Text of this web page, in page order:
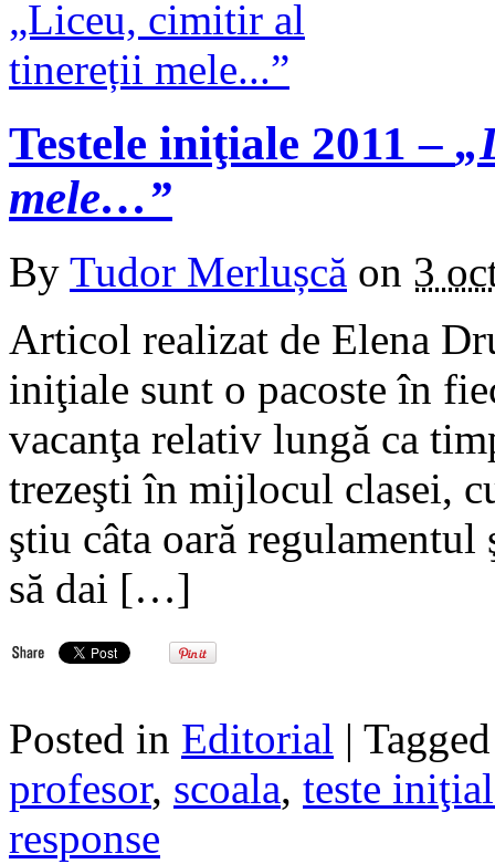
Testele iniţiale 2011 –
mele…”
By Tudor Merlușcă on 3
Articol realizat de Elena
iniţiale sunt o pacoste în
vacanţa relativ lungă ca
trezeşti în mijlocul clasei,
ştiu câta oară
să dai […]
Posted in Editorial |
profesor, scoala, teste
response